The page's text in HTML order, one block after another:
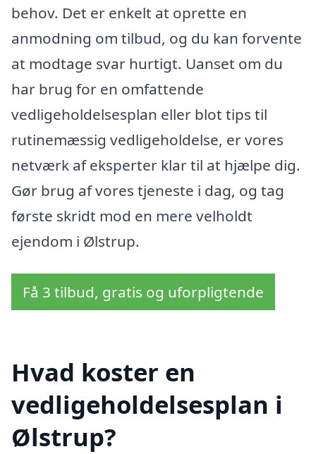
behov. Det er enkelt at oprette en
anmodning om tilbud, og du kan forvente
at modtage svar hurtigt. Uanset om du
har brug for en omfattende
vedligeholdelsesplan eller blot tips til
rutinemæssig vedligeholdelse, er vores
netværk af eksperter klar til at hjælpe dig.
Gør brug af vores tjeneste i dag, og tag
første skridt mod en mere velholdt
ejendom i Ølstrup.
Få 3 tilbud, gratis og uforpligtende
Hvad koster en
vedligeholdelsesplan i
Ølstrup?